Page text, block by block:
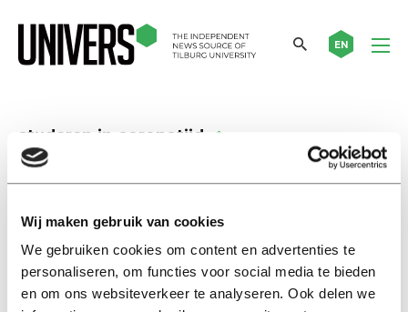
Wij maken gebruik van cookies
We gebruiken cookies om content en advertenties te
personaliseren, om functies voor social media te bieden
en om ons websiteverkeer te analyseren. Ook delen we
EN
studeren in coronatijd
Catalina (23): “In this digital
16 september 2020